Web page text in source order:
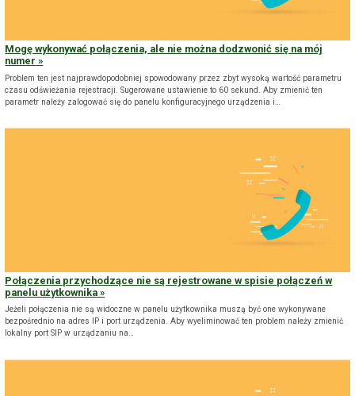
Mogę wykonywać połączenia, ale nie można dodzwonić się na mój
numer
Problem ten jest najprawdopodobniej spowodowany przez zbyt wysoką wartość parametru
czasu odświeżania rejestracji. Sugerowane ustawienie to 60 sekund. Aby zmienić ten
parametr należy zalogować się do panelu konfiguracyjnego urządzenia i…
Połączenia przychodzące nie są rejestrowane w spisie połączeń w
panelu użytkownika
Jeżeli połączenia nie są widoczne w panelu użytkownika muszą być one wykonywane
bezpośrednio na adres IP i port urządzenia. Aby wyeliminować ten problem należy zmienić
lokalny port SIP w urządzaniu na…